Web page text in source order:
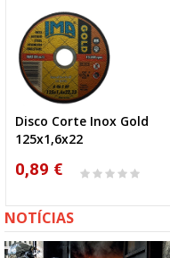
Disco Corte Inox Gold
125x1,6x22
0,89 €
NOTÍCIAS